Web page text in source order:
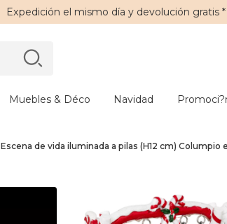
Expedición el mismo día y devolución gratis*
Muebles & Déco Navidad
Escena de vida iluminada a pilas (H12 cm)